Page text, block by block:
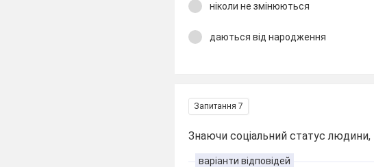
ніколи не змінюються
даються від народження
Запитання 7
Знаючи соціальний статус
варіанти відповідей